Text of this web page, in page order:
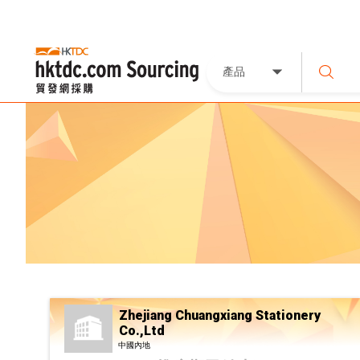
產品
Zhejiang Chuangxiang Stationery
Co.,Ltd
中國內地